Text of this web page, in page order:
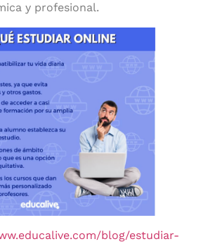
y profesional.
blog/estudiar-